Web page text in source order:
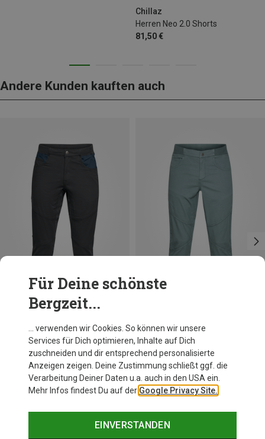
Chillaz
Herren Neo 2.0 Shorts
81,50 €
Andere Kunden kauften auch
Du sparst 53%
Chillaz
Herren Banff 2.0 3/4 Hose
82,20 €
Für Deine schönste
Bergzeit...
… verwenden wir Cookies. So können wir unsere
Services für Dich optimieren, Inhalte auf Dich
zuschneiden und dir entsprechend personalisierte
Anzeigen zeigen. Deine Zustimmung schließt ggf. die
Verarbeitung Deiner Daten u.a. auch in den USA ein.
Mehr Infos findest Du auf der Google Privacy Site.
EINVERSTANDEN